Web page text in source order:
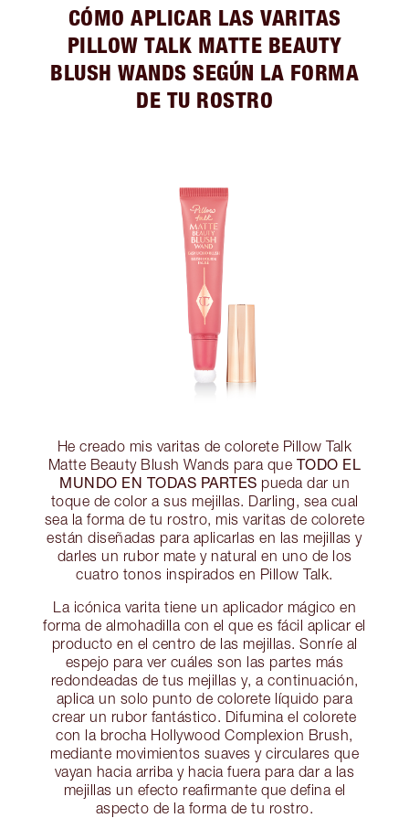
CÓMO APLICAR LAS VARITAS
PILLOW TALK MATTE BEAUTY
BLUSH WANDS SEGÚN LA FORMA
DE TU ROSTRO
He creado mis varitas de colorete Pillow Talk
Matte Beauty Blush Wands para que TODO EL
MUNDO EN TODAS PARTES pueda dar un
toque de color a sus mejillas. Darling, sea cual
sea la forma de tu rostro, mis varitas de colorete
están diseñadas para aplicarlas en las mejillas y
darles un rubor mate y natural en uno de los
cuatro tonos inspirados en Pillow Talk.
La icónica varita tiene un aplicador mágico en
forma de almohadilla con el que es fácil aplicar el
producto en el centro de las mejillas. Sonríe al
espejo para ver cuáles son las partes más
redondeadas de tus mejillas y, a continuación,
aplica un solo punto de colorete líquido para
crear un rubor fantástico. Difumina el colorete
con la brocha Hollywood Complexion Brush,
mediante movimientos suaves y circulares que
vayan hacia arriba y hacia fuera para dar a las
mejillas un efecto reafirmante que defina el
aspecto de la forma de tu rostro.